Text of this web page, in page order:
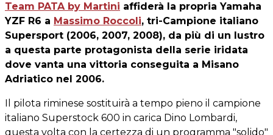
Team PATA by Martini affiderà la propria Yamaha
YZF R6 a Massimo Roccoli, tri-Campione italiano
Supersport (2006, 2007, 2008), da più di un lustro
a questa parte protagonista della serie iridata
dove vanta una vittoria conseguita a Misano
Adriatico nel 2006.
Il pilota riminese sostituirà a tempo pieno il campione
italiano Superstock 600 in carica Dino Lombardi,
questa volta con la certezza di un programma "solido"